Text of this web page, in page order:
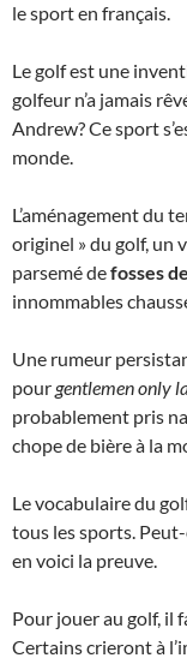
le sport en français.
Le golf est une
golfeur n’a jamais
Andrew? Ce sport
monde.
L’aménagement du
originel » du golf, un
parsemé defosses
innommables
Une rumeur
pour gentlemen only
probablement pris
chope de bière à la
Le vocabulaire du
tous les sports.
en voici la preuve.
Pour jouer au golf, il
Certains crieront à